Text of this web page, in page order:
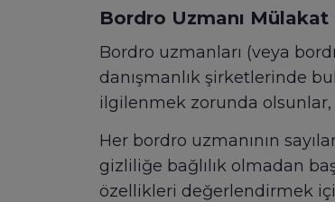
Bordro Uzmanı Mülakat
Bordro uzmanları (veya
danışmanlık şirketlerinde
ilgilenmek zorunda
Her bordro uzmanının
gizliliğe bağlılık olmadan
özellikleri değerlendirmek